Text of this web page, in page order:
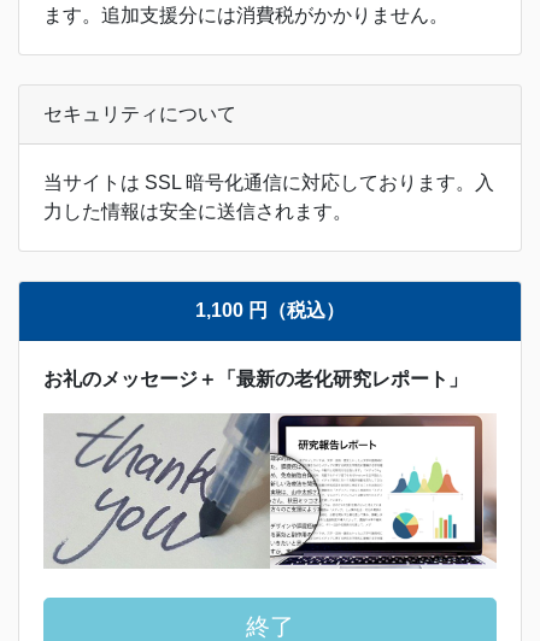
ます。追加支援分には消費税がかかりません。
セキュリティについて
当サイトは SSL 暗号化通信に対応しております。入
力した情報は安全に送信されます。
1,100 円（税込）
お礼のメッセージ＋「最新の老化研究レポート」
終了